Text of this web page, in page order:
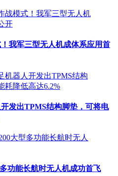
我军三型无人机成体系应用首
发出TPMS结构脚垫，可将电
功能长航时无人机成功首飞